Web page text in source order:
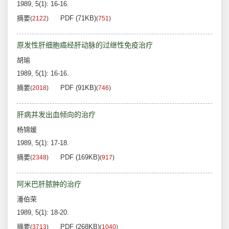
1989, 5(1): 16-16.
摘要(2122) PDF (71KB)(751)
原发性肝细胞癌经肝动脉的过继性免疫治疗
胡瑜
1989, 5(1): 16-16.
摘要(2018) PDF (91KB)(746)
肝病并发出血倾向的治疗
杨锦媛
1989, 5(1): 17-18.
摘要(2348) PDF (169KB)(917)
阿米巴肝脓肿的治疗
潘伯荣
1989, 5(1): 18-20.
摘要(3713) PDF (268KB)(1040)